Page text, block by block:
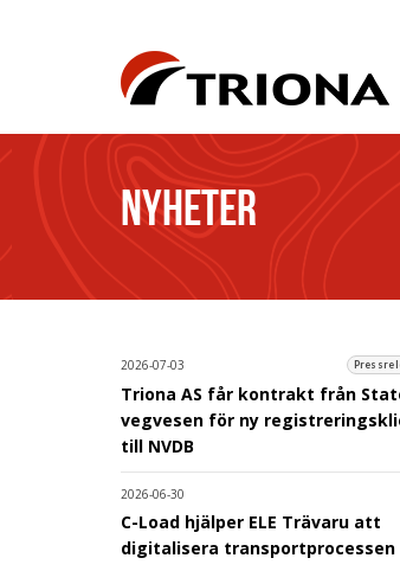
NYHETER
2026-07-03
Triona AS får kontrakt från
vegvesen för ny
till NVDB
2026-06-30
C-Load hjälper ELE Trävaru att
digitalisera transportprocessen